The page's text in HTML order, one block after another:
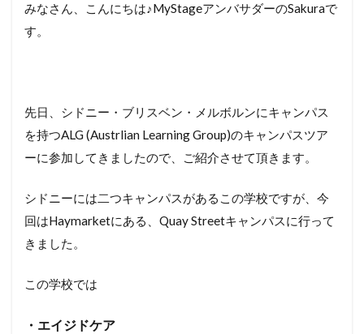
みなさん、こんにちは♪MyStageアンバサダーのSakuraで
す。
先日、シドニー・ブリスベン・メルボルンにキャンパス
を持つALG (Austrlian Learning Group)のキャンパスツア
ーに参加してきましたので、ご紹介させて頂きます。
シドニーには二つキャンパスがあるこの学校ですが、今
回はHaymarketにある、Quay Streetキャンパスに行って
きました。
この学校では
・エイジドケア